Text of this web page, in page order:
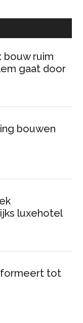
bouw ruim
gaat door
bouwen
luxehotel
tot